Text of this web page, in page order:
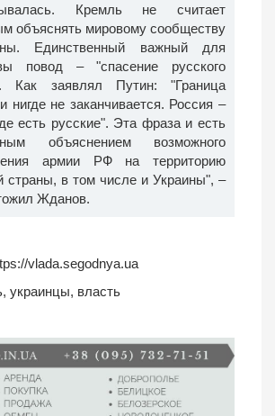
Кремль не считает
объяснять мировому сообществу
Единственный важный для
повод – "спасение русского
Как заявлял Путин: "Граница
нигде не заканчивается. Россия –
есть русские". Эта фраза и есть
объяснением возможного
армии РФ на территорию
страны, в том числе и Украины", –
Жданов.
vlada.segodnya.ua
, украинцы, власть